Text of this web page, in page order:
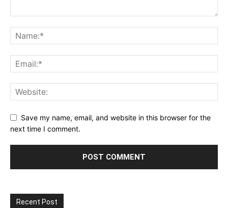
Save my name, email, and website in this browser for the
next time I comment.
Recent Post